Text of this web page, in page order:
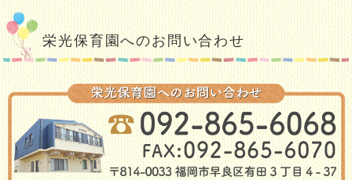
栄光保育園へのお問い合わせ